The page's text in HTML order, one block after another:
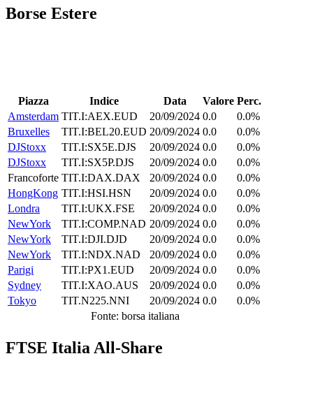
Borse Estere
Piazza Indice Data Valore Perc.
Amsterdam TIT.I:AEX.EUD 20/09/2024 0.0
0.0%
Bruxelles
TIT.I:BEL20.EUD 20/09/2024 0.0
0.0%
DJStoxx
TIT.I:SX5E.DJS 20/09/2024 0.0
0.0%
DJStoxx
TIT.I:SX5P.DJS 20/09/2024 0.0
0.0%
Francoforte TIT.I:DAX.DAX 20/09/2024 0.0
0.0%
HongKong TIT.I:HSI.HSN 20/09/2024 0.0
0.0%
Londra
TIT.I:UKX.FSE 20/09/2024 0.0
0.0%
NewYork
TIT.I:COMP.NAD 20/09/2024 0.0
0.0%
NewYork
TIT.I:DJI.DJD 20/09/2024 0.0
0.0%
NewYork
TIT.I:NDX.NAD 20/09/2024 0.0
0.0%
Parigi
TIT.I:PX1.EUD 20/09/2024 0.0
0.0%
Sydney
TIT.I:XAO.AUS 20/09/2024 0.0
0.0%
Tokyo
TIT.N225.NNI 20/09/2024 0.0
0.0%
Fonte: borsa italiana
FTSE Italia All-Share